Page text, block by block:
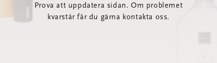
Prova att uppdatera sidan. Om problemet
kvarstår får du gärna kontakta oss.